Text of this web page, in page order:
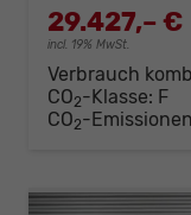
29.427,– €
incl. 19% MwSt.
Verbrauch
CO2-Klasse: F
CO2-